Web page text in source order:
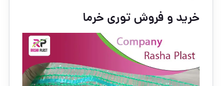
خرید و فروش توری خرما